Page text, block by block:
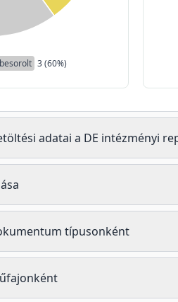
3 (60%)
adatai a DE intézményi
típusonként